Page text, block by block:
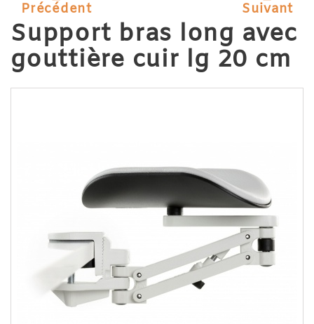
Précédent Suivant
Support bras long avec
gouttière cuir lg 20 cm